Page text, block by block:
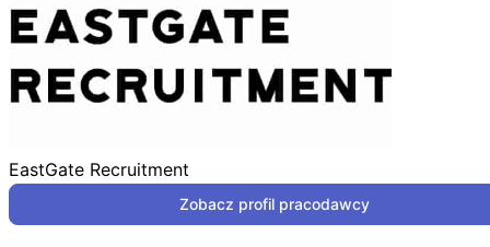
EastGate Recruitment
Zobacz profil pracodawcy